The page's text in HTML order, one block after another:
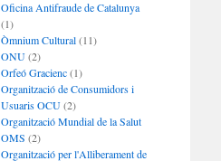
Oficina Antifraude de Catalunya
(1)
Òmnium Cultural(11)
ONU(2)
Orfeó Gracienc(1)
Organització de Consumidors i
Usuaris OCU(2)
Organització Mundial de la Salut
OMS (2)
Organització per l'Alliberament de